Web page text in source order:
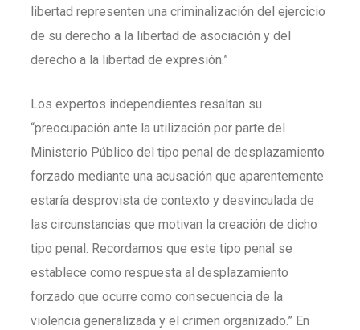
libertad representen una criminalización del ejercicio
de su derecho a la libertad de asociación y del
derecho a la libertad de expresión.”
Los expertos independientes resaltan su
“preocupación ante la utilización por parte del
Ministerio Público del tipo penal de desplazamiento
forzado mediante una acusación que aparentemente
estaría desprovista de contexto y desvinculada de
las circunstancias que motivan la creación de dicho
tipo penal. Recordamos que este tipo penal se
establece como respuesta al desplazamiento
forzado que ocurre como consecuencia de la
violencia generalizada y el crimen organizado.” En